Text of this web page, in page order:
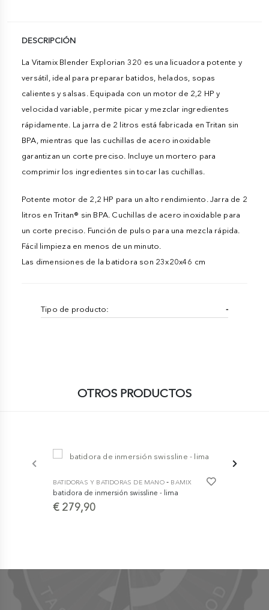
DESCRIPCIÓN
La Vitamix Blender Explorian 320 es una licuadora potente y
versátil, ideal para preparar batidos, helados, sopas
calientes y salsas. Equipada con un motor de 2,2 HP y
velocidad variable, permite picar y mezclar ingredientes
rápidamente. La jarra de 2 litros está fabricada en Tritan sin
BPA, mientras que las cuchillas de acero inoxidable
garantizan un corte preciso. Incluye un mortero para
comprimir los ingredientes sin tocar las cuchillas.
Potente motor de 2,2 HP para un alto rendimiento. Jarra de 2
litros en Tritan® sin BPA. Cuchillas de acero inoxidable para
un corte preciso. Función de pulso para una mezcla rápida.
Fácil limpieza en menos de un minuto.
Las dimensiones de la batidora son 23x20x46 cm
Tipo de producto: -
OTROS PRODUCTOS
BATIDORAS Y BATIDORAS DE MANO- BAMIX
batidora de inmersión swissline - lima
€ 279,90